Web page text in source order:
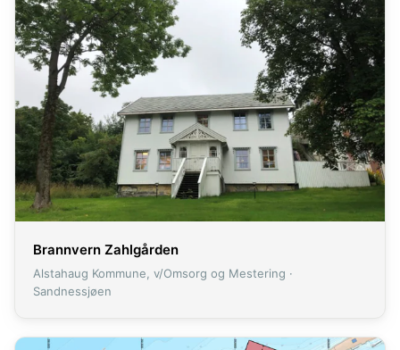
Brannvern Zahlgården
Alstahaug Kommune, v/Omsorg og Mestering ·
Sandnessjøen